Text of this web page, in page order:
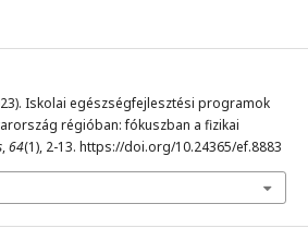
Iskolai egészségfejlesztési programok
régióban: fókuszban a fizikai
,64(1), 2-13. https://doi.org/10.24365/ef.8883